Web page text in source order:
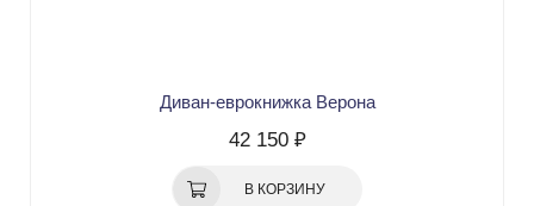
Диван-еврокнижка Верона
42 150 ₽
В КОРЗИНУ